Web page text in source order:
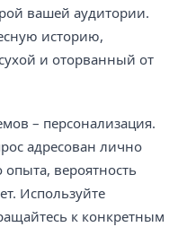
вашей аудитории.
историю,
и оторванный от
– персонализация.
адресован лично
опыта, вероятность
Используйте
к конкретным